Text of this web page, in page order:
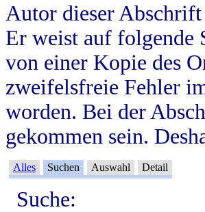
Autor dieser
Er weist auf folgende
von einer Kopie des
zweifelsfreie Fehler
worden. Bei der
gekommen sein.
Alles Suchen Auswahl Detail
Suche: